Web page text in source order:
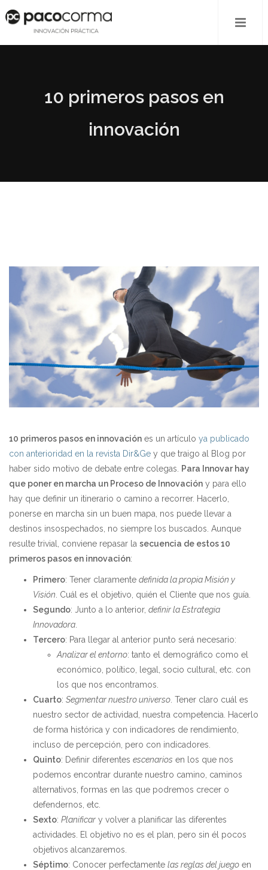
10 primeros pasos en
innovación
10 primeros pasos en innovación es un artículo ya publicado
con anterioridad en la revista Dir&Ge y que traigo al Blog por
haber sido motivo de debate entre colegas.
Para Innovar hay
que poner en marcha un Proceso de Innovación y para ello
hay que definir un itinerario o camino a recorrer. Hacerlo,
ponerse en marcha sin un buen mapa, nos puede llevar a
destinos insospechados, no siempre los buscados. Aunque
resulte trivial, conviene repasar la secuencia de estos 10
primeros pasos en innovación:
Primero: Tener claramente definida la propia Misión y
Visión . Cuál es el objetivo, quién el Cliente que nos guía.
Segundo: Junto a lo anterior, definir la Estrategia
Innovadora
Tercero: Para llegar al anterior punto será necesario:
Analizar el entorno: tanto el demográfico como el
económico, político, legal, socio cultural, etc. con
los que nos encontramos.
Cuarto: Segmentar nuestro universo . Tener claro cuál es
nuestro sector de actividad, nuestra competencia. Hacerlo
de forma histórica y con indicadores de rendimiento,
incluso de percepción, pero con indicadores.
Quinto: Definir diferentes escenarios en los que nos
podemos encontrar durante nuestro camino, caminos
alternativos, formas en las que podremos crecer o
defendernos, etc.
Sexto: Planificar y volver a planificar las diferentes
actividades. El objetivo no es el plan, pero sin él pocos
objetivos alcanzaremos.
Séptimo: Conocer perfectamente las reglas del juego en